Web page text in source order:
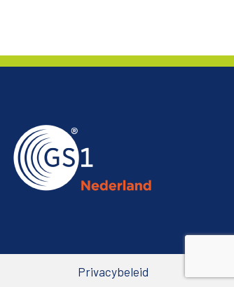
Privacybeleid